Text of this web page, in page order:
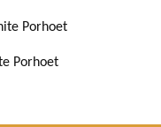
Porhoet
Porhoet